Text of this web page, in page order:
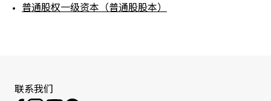
普通股权一级资本（普通股股本）
联系我们